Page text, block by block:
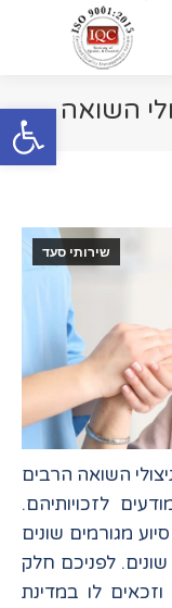
Open toolbar
שירותי סעד
השואה הרבים
לזכויותיהם.
מגורמים שונים
שונים. לפניכם חלק
לו במדינת